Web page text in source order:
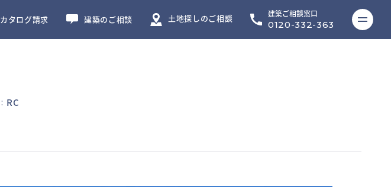
カタログ請求 建築のご相談 土地探しのご相談 建築ご相談窓口
0120-332-363
: RC